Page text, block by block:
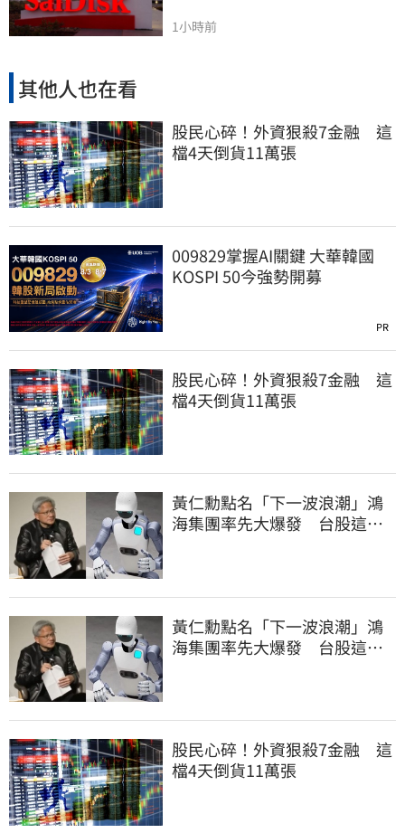
1小時前
其他人也在看
股民心碎！外資狠殺7金融 這
檔4天倒貨11萬張
009829掌握AI關鍵 大華韓國
KOSPI 50今強勢開募
PR
股民心碎！外資狠殺7金融 這
檔4天倒貨11萬張
黃仁勳點名「下一波浪潮」鴻
海集團率先大爆發 台股這族
黃仁勳點名「下一波浪潮」鴻
海集團率先大爆發 台股這族
股民心碎！外資狠殺7金融 這
檔4天倒貨11萬張